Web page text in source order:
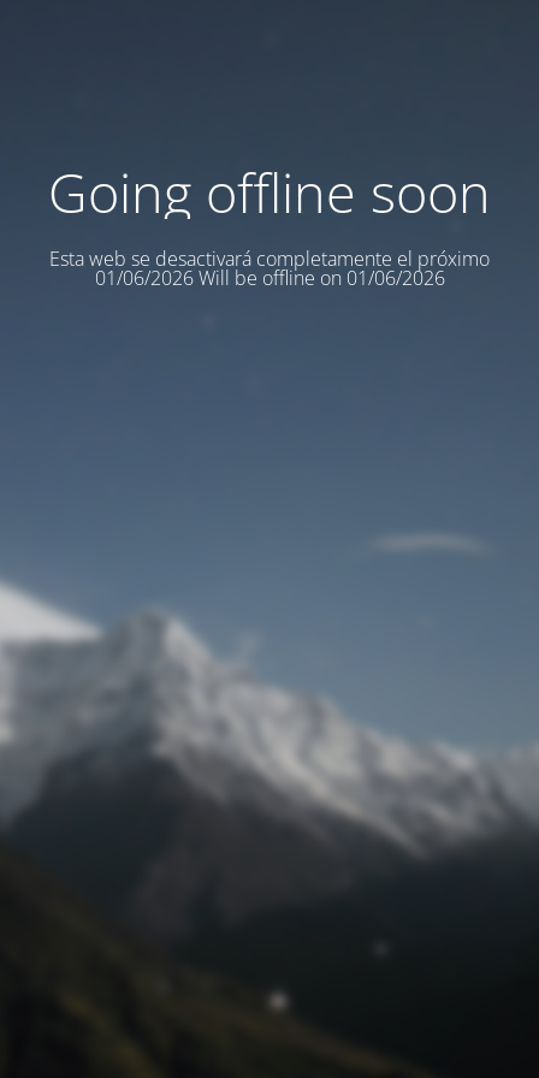
Going offline soon
Esta web se desactivará completamente el próximo
01/06/2026 Will be offline on 01/06/2026